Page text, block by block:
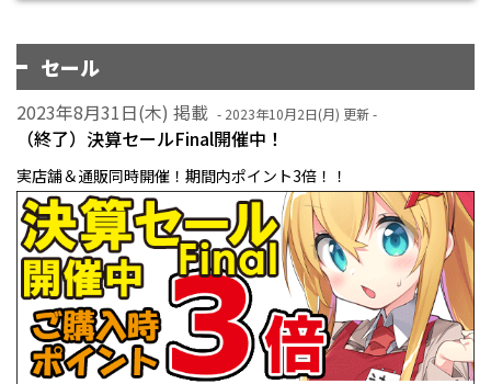
セール
2023年8月31日(木) 掲載 - 2023年10月2日(月) 更新 -
（終了）決算セールFinal開催中！
実店舗＆通販同時開催！期間内ポイント3倍！！